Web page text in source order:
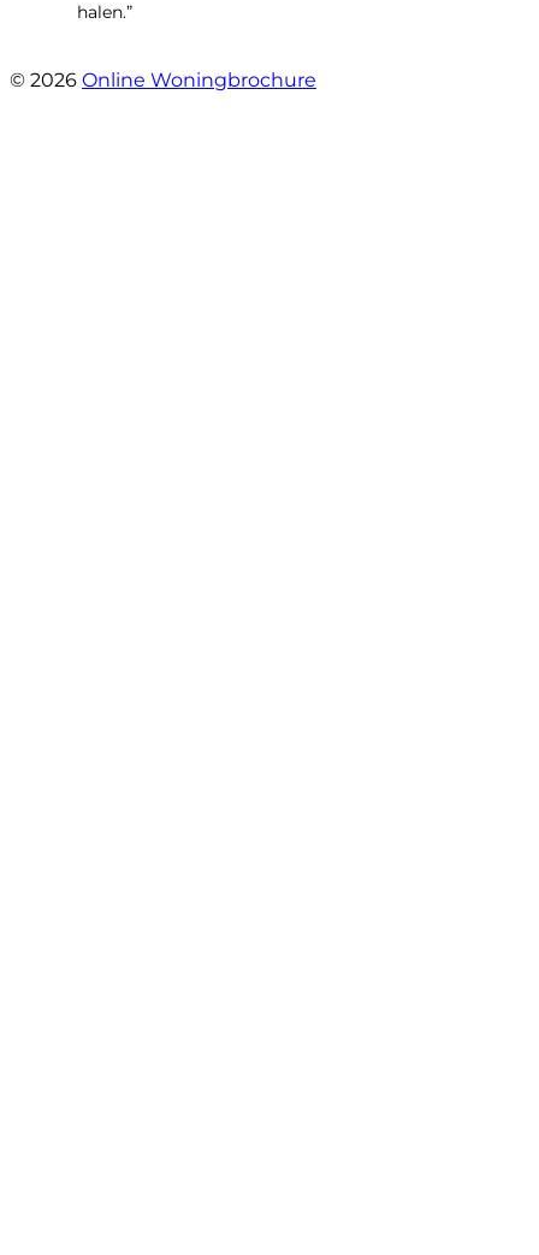
halen.”
© 2026 Online Woningbrochure